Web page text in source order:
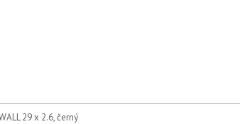
29 x 2.6, černý